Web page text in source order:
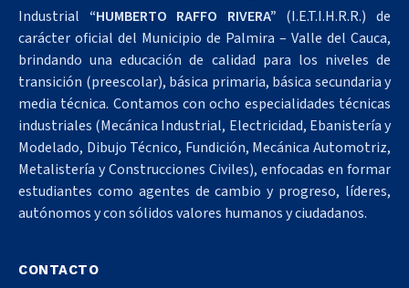
Industrial “HUMBERTO RAFFO RIVERA” (I.E.T.I.H.R.R.) de
carácter oficial del Municipio de Palmira – Valle del Cauca,
brindando una educación de calidad para los niveles de
transición (preescolar), básica primaria, básica secundaria y
media técnica. Contamos con ocho especialidades técnicas
industriales (Mecánica Industrial, Electricidad, Ebanistería y
Modelado, Dibujo Técnico, Fundición, Mecánica Automotriz,
Metalistería y Construcciones Civiles), enfocadas en formar
estudiantes como agentes de cambio y progreso, líderes,
autónomos y con sólidos valores humanos y ciudadanos.
CONTACTO